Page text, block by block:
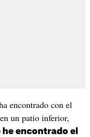
encontrado con el
un patio inferior,
encontrado el